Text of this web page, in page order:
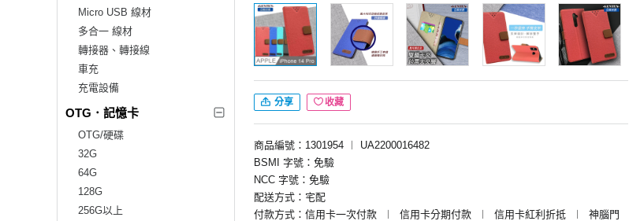
Micro USB 線材
多合一 線材
轉接器、轉接線
車充
充電設備
OTG．記憶卡
OTG/硬碟
32G
64G
128G
256G以上
分享 收藏
商品編號：1301954 ︱
UA2200016482
BSMI 字號：免驗
NCC 字號：免驗
配送方式：宅配
付款方式：信用卡一次付款
︱ 信用卡分期付款 ︱ 信用卡紅利折抵 ︱
神腦門